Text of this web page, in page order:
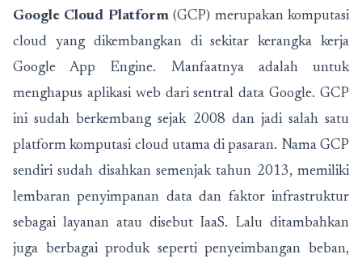
Google Cloud Platform(GCP) merupakan komputasi
cloud yang dikembangkan di sekitar kerangka kerja
Google App Engine. Manfaatnya adalah untuk
menghapus aplikasi web dari sentral data Google. GCP
ini sudah berkembang sejak 2008 dan jadi salah satu
platform komputasi cloud utama di pasaran. Nama GCP
sendiri sudah disahkan semenjak tahun 2013, memiliki
lembaran penyimpanan data dan faktor infrastruktur
sebagai layanan atau disebut IaaS. Lalu ditambahkan
juga berbagai produk seperti penyeimbangan beban,